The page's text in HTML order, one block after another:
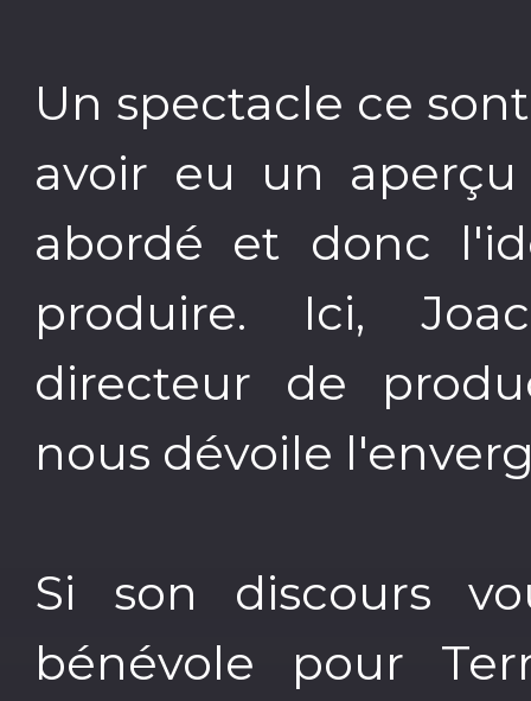
Un spectacle ce
avoir eu un
abordé et donc
produire. Ici,
directeur de
nous dévoile
Si son discours
bénévole pour